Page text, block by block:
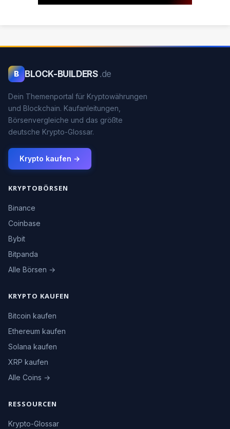
B BLOCK-BUILDERS .de
Dein Themenportal für Kryptowährungen
und Blockchain. Kaufanleitungen,
Börsenvergleiche und das größte
deutsche Krypto-Glossar.
Krypto kaufen →
KRYPTOBÖRSEN
Binance
Coinbase
Bybit
Bitpanda
Alle Börsen →
KRYPTO KAUFEN
Bitcoin kaufen
Ethereum kaufen
Solana kaufen
XRP kaufen
Alle Coins →
RESSOURCEN
Krypto-Glossar